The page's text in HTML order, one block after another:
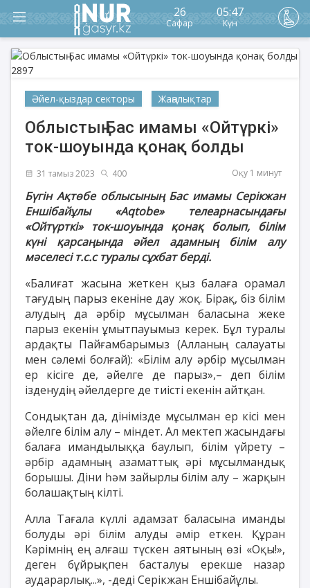
26
Сафар
05:47
Күн
Әйел-қыздар секторы Жаңалықтар
Облыстың Бас имамы «Ойтүркі»
ток-шоуында қонақ болды
31 тамыз 2023 400 Оқу 1 минут
Бүгін Ақтөбе облысының Бас имамы Серікжан
Еншібайұлы «Aqtobe» телеарнасындағы
«Ойтүрткі» ток-шоуында қонақ болып, білім
күні қарсаңында әйел адамның білім алу
мәселесі т.с.с туралы сұхбат берді.
«Балиғат жасына жеткен қыз балаға орамал
тағудың парыз екеніне дау жоқ. Бірақ, біз білім
алудың да әрбір мұсылман баласына жеке
парыз екенін ұмытпауымыз керек. Бұл туралы
ардақты Пайғамбарымыз (Алланың салауаты
мен сәлемі болғай): «Білім алу әрбір мұсылман
ер кісіге де, әйелге де парыз»,– деп білім
ізденудің әйелдерге де тиісті екенін айтқан.
Сондықтан да, дінімізде мұсылман ер кісі мен
әйелге білім алу – міндет. Ал мектеп жасындағы
балаға имандылыққа баулып, білім үйрету –
әрбір адамның азаматтық әрі мұсылмандық
борышы. Діни һәм зайырлы білім алу – жарқын
болашақтың кілті.
Алла Тағала күллі адамзат баласына иманды
болуды әрі білім алуды әмір еткен. Құран
Кәрімнің ең алғаш түскен аятының өзі «Оқы!»,
деген бұйрықпен басталуы ерекше назар
аударарлық...», -деді Серікжан Еншібайұлы.